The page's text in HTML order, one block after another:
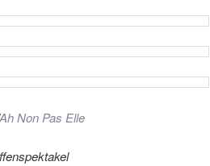
Ah Non Pas Elle